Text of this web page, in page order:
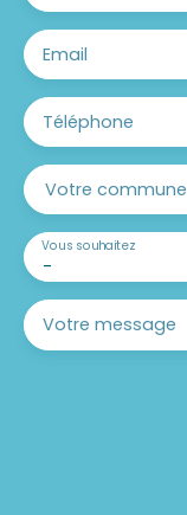
Email
Téléphone
Votre commune
-
Vous souhaitez
Votre message